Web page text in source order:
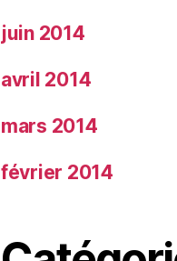
juin 2014
avril 2014
mars 2014
février 2014